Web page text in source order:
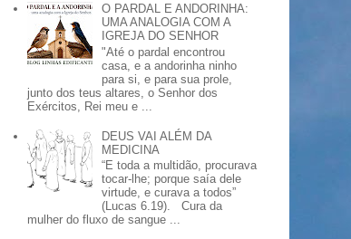
O PARDAL E ANDORINHA:
UMA ANALOGIA COM A
IGREJA DO SENHOR
"Até o pardal encontrou
casa, e a andorinha ninho
para si, e para sua prole,
junto dos teus altares, o Senhor dos
Exércitos, Rei meu e ...
DEUS VAI ALÉM DA
MEDICINA
“E toda a multidão, procurava
tocar-lhe; porque saía dele
virtude, e curava a todos”
(Lucas 6.19). Cura da
mulher do fluxo de sangue ...